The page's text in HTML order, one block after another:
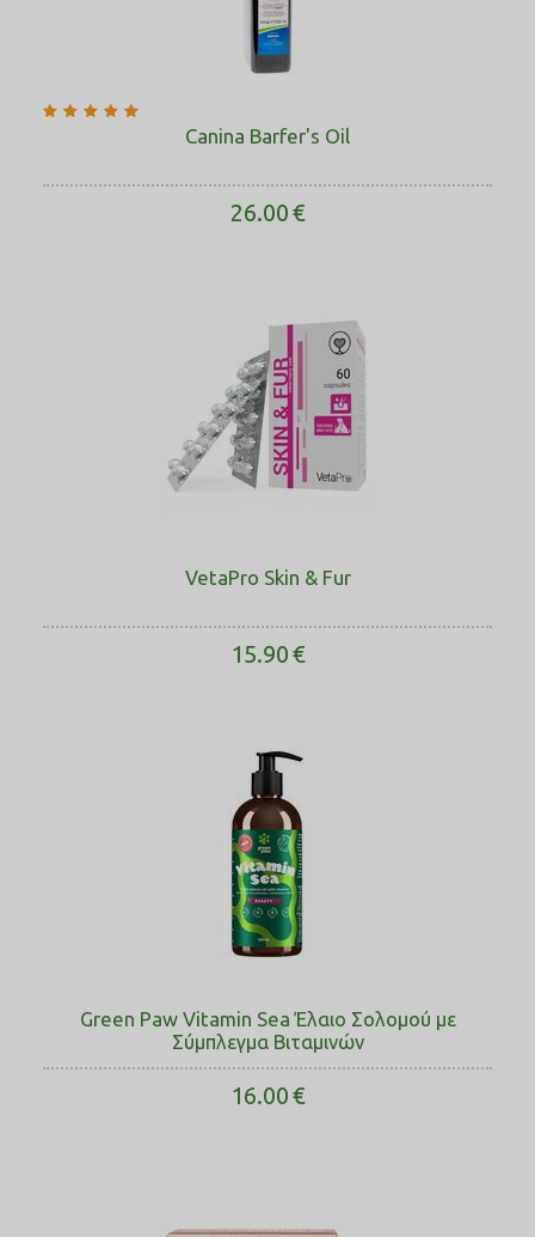
Canina Barfer's Oil
26.00€
VetaPro Skin & Fur
15.90€
Green Paw Vitamin Sea Έλαιο Σολοµού με
Σύμπλεγμα Βιταμινών
16.00€